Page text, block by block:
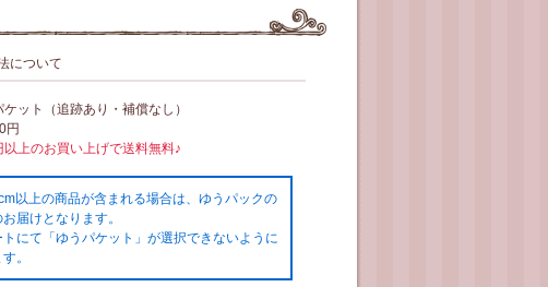
について
ケット（追跡あり・補償なし）
円
以上のお買い上げで送料無料♪
以上の商品が含まれる場合は、ゆうパックの
届けとなります。
にて「ゆうパケット」が選択できないように
。